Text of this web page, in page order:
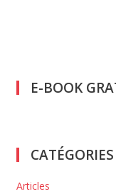
E-BOOK
CATÉGORIES
Articles